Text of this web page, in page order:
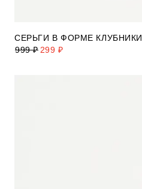
СЕРЬГИ В ФОРМЕ КЛУБНИКИ
299 ₽
999 ₽